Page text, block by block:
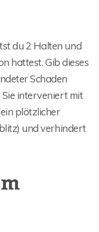
du 2 Halten und
hattest. Gib dieses
Schaden
interveniert mit
plötzlicher
und verhindert